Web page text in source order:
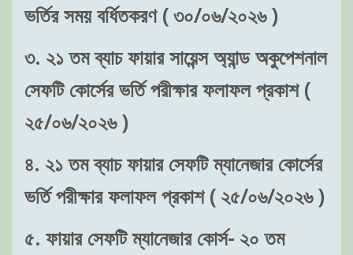
ভর্তির সময় বর্ধিতকরণ ( ৩০/০৬/২০২৬ )
৩. ২১ তম ব্যাচ ফায়ার সায়েন্স অ্যান্ড অকুপেশনাল
সেফটি কোর্সের ভর্তি পরীক্ষার ফলাফল প্রকাশ (
২৫/০৬/২০২৬ )
৪. ২১ তম ব্যাচ ফায়ার সেফটি ম্যানেজার কোর্সের
ভর্তি পরীক্ষার ফলাফল প্রকাশ ( ২৫/০৬/২০২৬ )
৫. ফায়ার সেফটি ম্যানেজার কোর্স- ২০ তম